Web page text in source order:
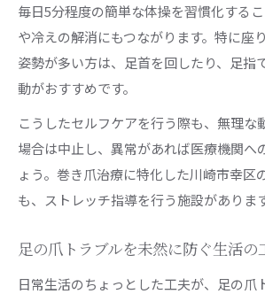
毎日5分程度の簡単な体操を習慣化する
や冷えの解消にもつながります。特に座
姿勢が多い方は、足首を回したり、足指
動がおすすめです。
こうしたセルフケアを行う際も、無理な
場合は中止し、異常があれば医療機関へ
ょう。巻き爪治療に特化した川崎市幸区
も、ストレッチ指導を行う施設があります
足の爪トラブルを未然に防ぐ生活の
日常生活のちょっとした工夫が、足の爪